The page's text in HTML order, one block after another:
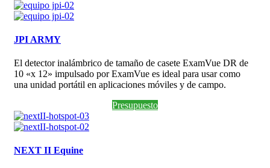
JPI ARMY
El detector inalámbrico de tamaño de casete ExamVue DR de
10 «x 12» impulsado por ExamVue es ideal para usar como
una unidad portátil en aplicaciones móviles y de campo.
Presupuesto
NEXT II Equine